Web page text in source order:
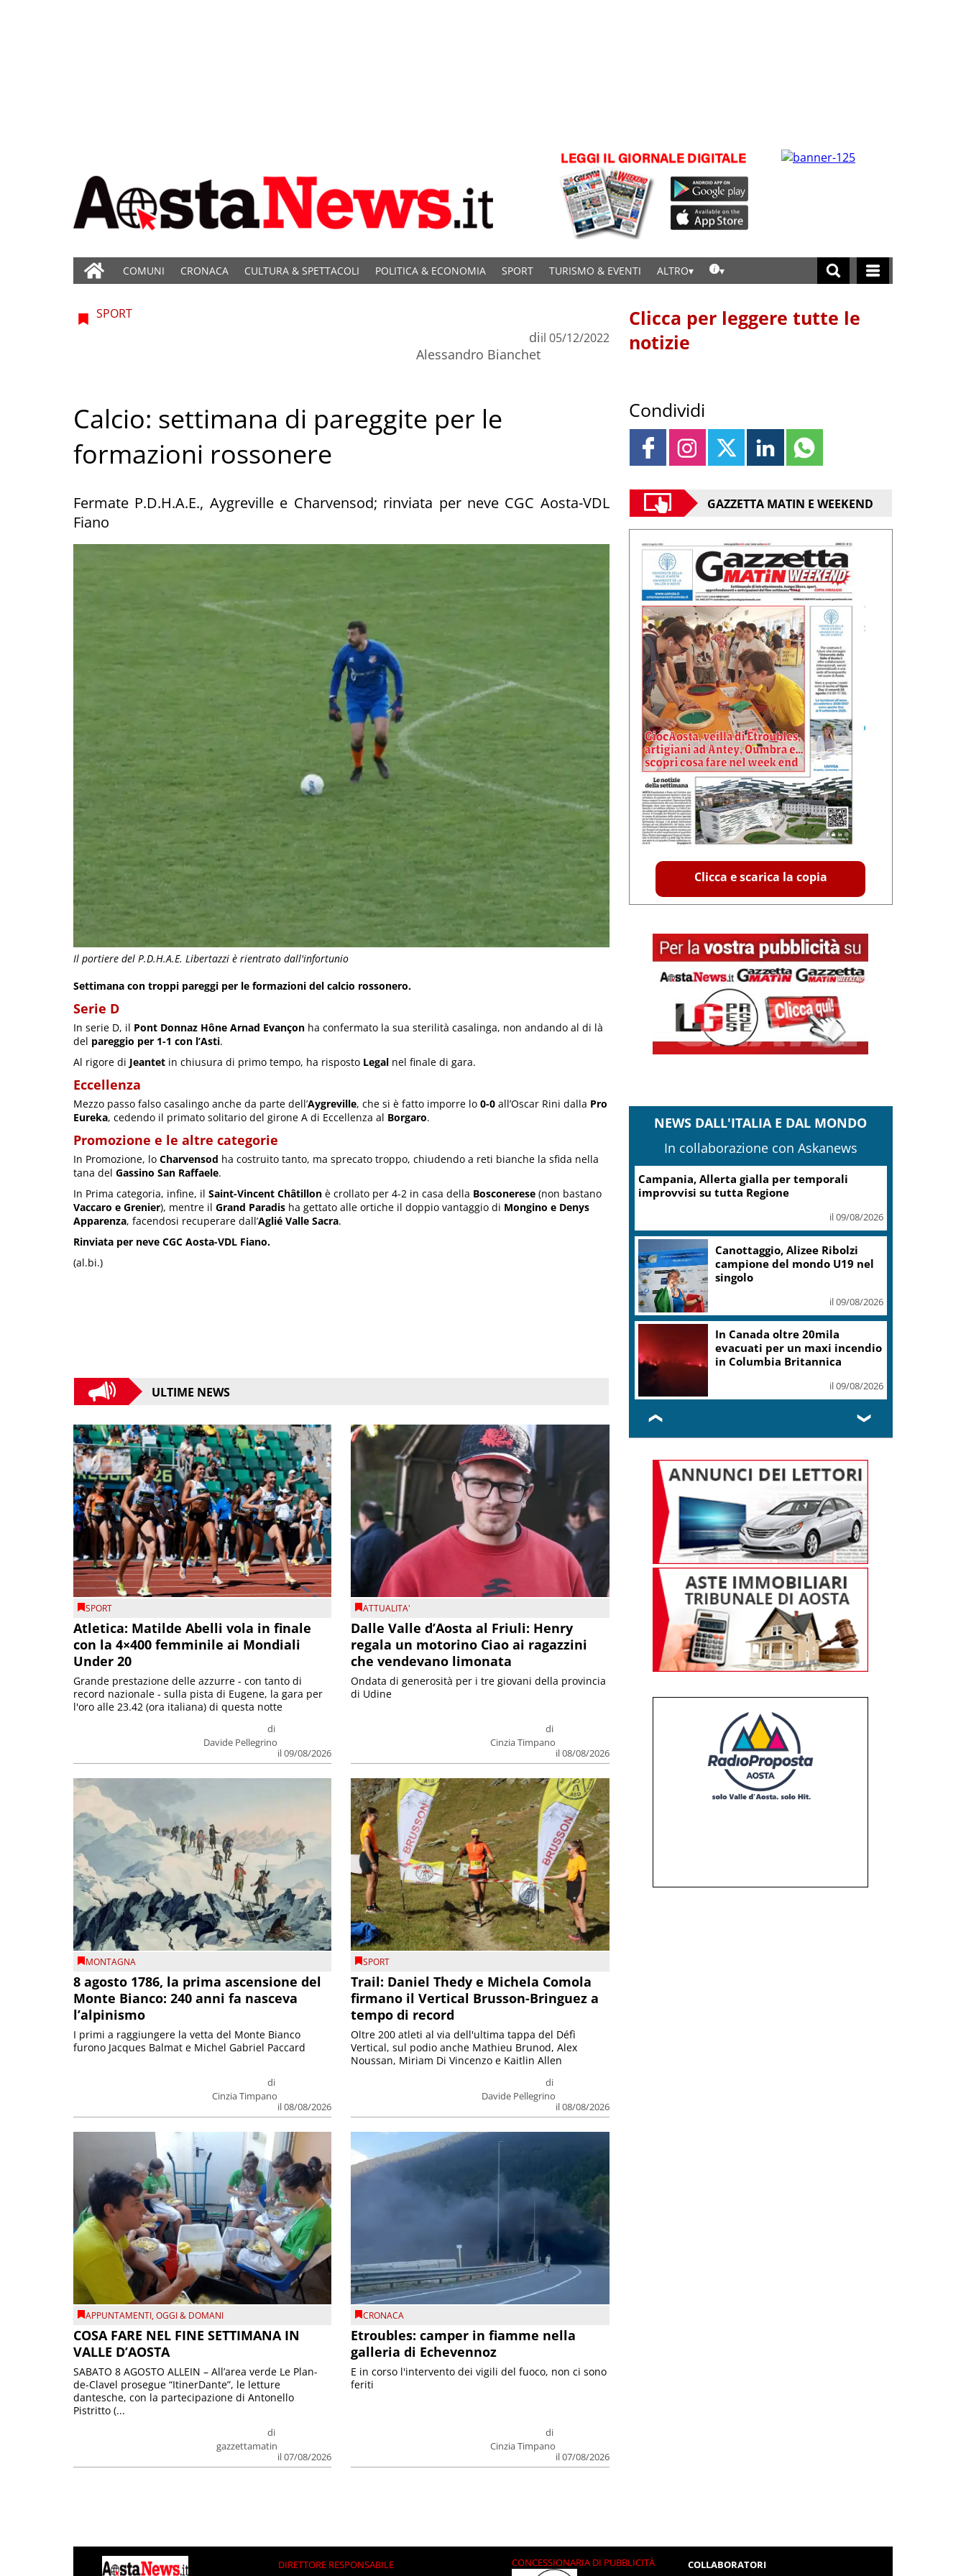
COMUNI CRONACA CULTURA & SPETTACOLI POLITICA & ECONOMIA SPORT TURISMO & EVENTI ALTRO
Il portiere del P.D.H.A.E. Libertazzi è rientrato dall'infortunio
SPORT
di
Alessandro Bianchet
il 05/12/2022
Calcio: settimana di pareggite per le
formazioni rossonere
Fermate P.D.H.A.E., Aygreville e Charvensod; rinviata per neve CGC Aosta-VDL
Fiano
Settimana con troppi pareggi per le formazioni del calcio rossonero.
Serie D
In serie D, il Pont Donnaz Hône Arnad Evançon ha confermato la sua sterilità casalinga, non andando al di là
del pareggio per 1-1 con l’Asti.
Al rigore di Jeantet in chiusura di primo tempo, ha risposto Legal nel finale di gara.
Eccellenza
Mezzo passo falso casalingo anche da parte dell’Aygreville, che si è fatto imporre lo 0-0 all’Oscar Rini dalla Pro
Eureka, cedendo il primato solitario del girone A di Eccellenza al Borgaro.
Promozione e le altre categorie
In Promozione, lo Charvensod ha costruito tanto, ma sprecato troppo, chiudendo a reti bianche la sfida nella
tana del Gassino San Raffaele.
In Prima categoria, infine, il Saint-Vincent Châtillon è crollato per 4-2 in casa della Bosconerese (non bastano
Vaccaro e Grenier), mentre il Grand Paradis ha gettato alle ortiche il doppio vantaggio di Mongino e Denys
Apparenza, facendosi recuperare dall’Aglié Valle Sacra.
Rinviata per neve CGC Aosta-VDL Fiano.
(al.bi.)
ULTIME NEWS
SPORT
Atletica: Matilde Abelli vola in finale
con la 4×400 femminile ai Mondiali
Under 20
di
Davide Pellegrino
il 09/08/2026
Grande prestazione delle azzurre - con tanto di
record nazionale - sulla pista di Eugene, la gara per
l'oro alle 23.42 (ora italiana) di questa notte
ATTUALITA'
Dalle Valle d’Aosta al Friuli: Henry
regala un motorino Ciao ai ragazzini
che vendevano limonata
di
Cinzia Timpano
il 08/08/2026
Ondata di generosità per i tre giovani della provincia
di Udine
MONTAGNA
8 agosto 1786, la prima ascensione del
Monte Bianco: 240 anni fa nasceva
l’alpinismo
di
Cinzia Timpano
il 08/08/2026
I primi a raggiungere la vetta del Monte Bianco
furono Jacques Balmat e Michel Gabriel Paccard
SPORT
Trail: Daniel Thedy e Michela Comola
firmano il Vertical Brusson-Bringuez a
tempo di record
di
Davide Pellegrino
il 08/08/2026
Oltre 200 atleti al via dell'ultima tappa del Défì
Vertical, sul podio anche Mathieu Brunod, Alex
Noussan, Miriam Di Vincenzo e Kaitlin Allen
APPUNTAMENTI,OGGI & DOMANI
COSA FARE NEL FINE SETTIMANA IN
VALLE D’AOSTA
di
gazzettamatin
il 07/08/2026
SABATO 8 AGOSTO ALLEIN – All’area verde Le Plan-
de-Clavel prosegue “ItinerDante”, le letture
dantesche, con la partecipazione di Antonello
Pistritto (...
CRONACA
Etroubles: camper in fiamme nella
galleria di Echevennoz
di
Cinzia Timpano
il 07/08/2026
E in corso l'intervento dei vigili del fuoco, non ci sono
feriti
Clicca per leggere tutte le
notizie
Condividi
GAZZETTA MATIN E WEEKEND
Clicca e scarica la copia
NEWS DALL'ITALIA E DAL MONDO
In collaborazione con Askanews
Campania, Allerta gialla per temporali
improvvisi su tutta Regione
il 09/08/2026
Canottaggio, Alizee Ribolzi
campione del mondo U19 nel
singolo
il 09/08/2026
In Canada oltre 20mila
evacuati per un maxi incendio
in Columbia Britannica
il 09/08/2026
❮ ❯
DIRETTORE RESPONSABILE
CONCESSIONARIA DI PUBBLICITÀ
COLLABORATORI